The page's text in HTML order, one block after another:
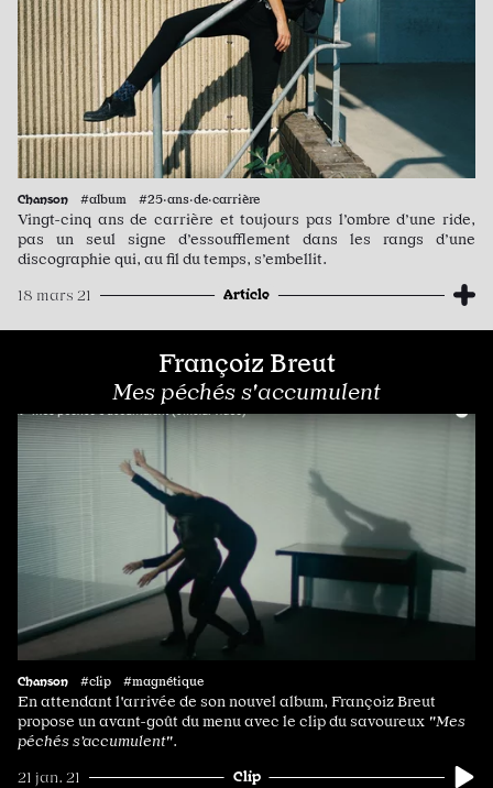
Chanson #album #25·ans·de·carrière
Vingt-cinq ans de carrière et toujours pas l’ombre d’une ride,
pas un seul signe d’essoufflement dans les rangs d’une
discographie qui, au fil du temps, s’embellit.
18 mars 21 Article
Françoiz Breut
Mes péchés s'accumulent
Chanson #clip #magnétique
En attendant l'arrivée de son nouvel album, Françoiz Breut
propose un avant-goût du menu avec le clip du savoureux "Mes
péchés s’accumulent".
21 jan. 21 Clip